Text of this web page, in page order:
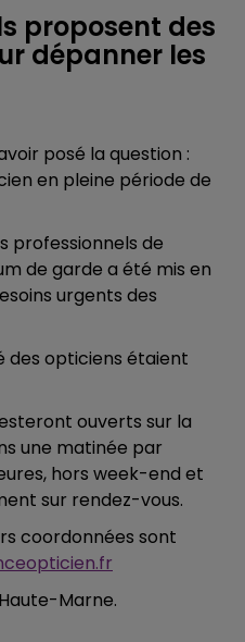
proposent des
dépanner les
posé la question :
en pleine période de
professionnels de
de garde a été mis en
urgents des
des opticiens étaient
ouverts sur la
une matinée par
hors week-end et
sur rendez-vous.
coordonnées sont
Marne.